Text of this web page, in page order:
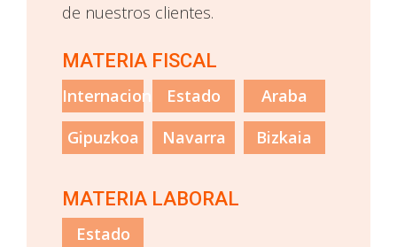
de nuestros clientes.
MATERIA FISCAL
Internacional Estado
Araba
Gipuzkoa
Navarra Bizkaia
MATERIA LABORAL
Estado